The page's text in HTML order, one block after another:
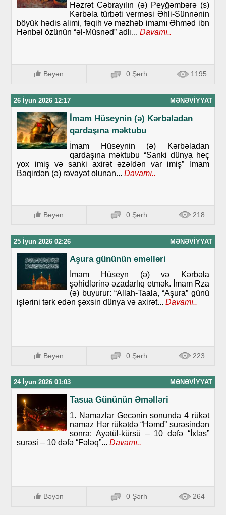
Həzrət Cəbrayılın (ə) Peyğəmbərə (s)
Kərbəla türbəti verməsi Əhli-Sünnənin
böyük hədis alimi, fəqih və məzhəb imamı Əhməd ibn
Hənbəl özünün “əl-Müsnəd” adlı... Davamı..
Bəyən 0 Şərh 1195
26 İyun 2026 12:17 MƏNƏVIYYAT
İmam Hüseynin (ə) Kərbəladan
qardaşına məktubu
İmam Hüseynin (ə) Kərbəladan
qardaşına məktubu “Sanki dünya heç
yox imiş və sanki axirət əzəldən var imiş” İmam
Baqirdən (ə) rəvayət olunan... Davamı..
Bəyən 0 Şərh 218
25 İyun 2026 02:26 MƏNƏVIYYAT
Aşura gününün əməlləri
İmam Hüseyn (ə) və Kərbəla
şəhidlərinə əzadarlıq etmək. İmam Rza
(ə) buyurur: “Allah-Taala, “Aşura” günü
işlərini tərk edən şəxsin dünya və axirət... Davamı..
Bəyən 0 Şərh 223
24 İyun 2026 01:03 MƏNƏVIYYAT
Tasua Gününün Əməlləri
1. Namazlar Gecənin sonunda 4 rükət
namaz Hər rükətdə “Həmd” surəsindən
sonra: Ayətül-kürsü – 10 dəfə “İxlas”
surəsi – 10 dəfə “Fələq”... Davamı..
Bəyən 0 Şərh 264